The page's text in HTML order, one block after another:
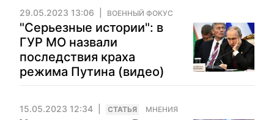
29.05.2023 13:06 ВОЕННЫЙ ФОКУС
"Серьезные истории": в
ГУР МО назвали
последствия краха
режима Путина (видео)
15.05.2023 12:34 CТАТЬЯ МНЕНИЯ